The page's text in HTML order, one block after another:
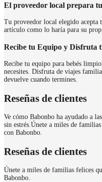
El proveedor local prepara
Tu proveedor local elegido acepta
artículo como lo haría para su
Recibe tu Equipo y Disfruta
Recibe tu equipo para bebés
necesites. Disfruta de viajes
devuelve cuando termines.
Reseñas de clientes
Ve cómo Babonbo ha ayudado a
sin estrés.Únete a miles de
con Babonbo.
Reseñas de clientes
Únete a miles de familias felices
Babonbo.